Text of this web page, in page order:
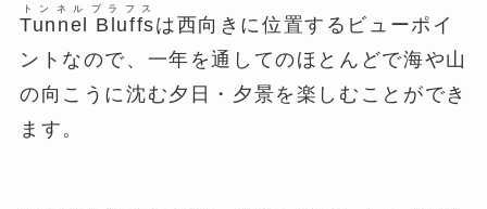
Tunnel
トンネル
Bluffs
ブラフス
は西向きに位置するビューポイ
ントなので、一年を通してのほとんどで海や山
の向こうに沈む夕日・夕景を楽しむことができ
ます。